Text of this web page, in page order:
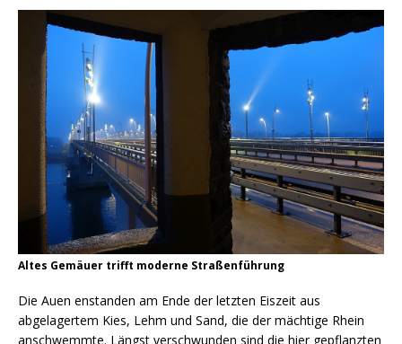
Altes Gemäuer trifft moderne Straßenführung
Die Auen enstanden am Ende der letzten Eiszeit aus
abgelagertem Kies, Lehm und Sand, die der mächtige Rhein
anschwemmte. Längst verschwunden sind die hier gepflanzten